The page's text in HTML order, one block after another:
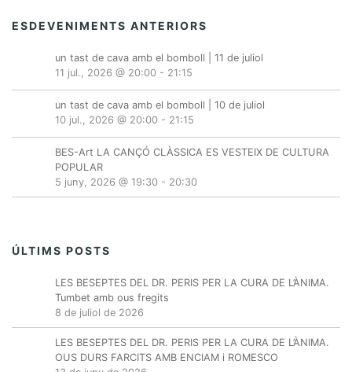
ESDEVENIMENTS ANTERIORS
un tast de cava amb el bomboll | 11 de juliol
11 jul., 2026 @ 20:00 - 21:15
un tast de cava amb el bomboll | 10 de juliol
10 jul., 2026 @ 20:00 - 21:15
BES-Art LA CANÇÓ CLÀSSICA ES VESTEIX DE CULTURA
POPULAR
5 juny, 2026 @ 19:30 - 20:30
ÚLTIMS POSTS
LES BESEPTES DEL DR. PERIS PER LA CURA DE L’ÀNIMA.
Tumbet amb ous fregits
8 de juliol de 2026
LES BESEPTES DEL DR. PERIS PER LA CURA DE L’ÀNIMA.
OUS DURS FARCITS AMB ENCIAM i ROMESCO